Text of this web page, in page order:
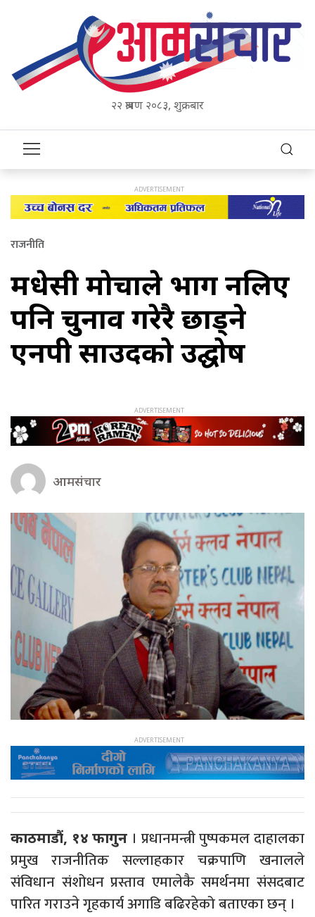
२२ श्रावण २०८३, शुक्रबार
राजनीति
मधेसी मोर्चाले भाग नलिए
पनि चुनाव गरेरै छाड्ने
एनपी साउदको उद्घोष
आमसंचार
काठमाडौं, १४ फागुन । प्रधानमन्त्री पुष्पकमल दाहालका
प्रमुख राजनीतिक सल्लाहकार चक्रपाणि खनालले
संविधान संशोधन प्रस्ताव एमालेकै समर्थनमा संसदबाट
पारित गराउने गृहकार्य अगाडि बढिरहेको बताएका छन् ।